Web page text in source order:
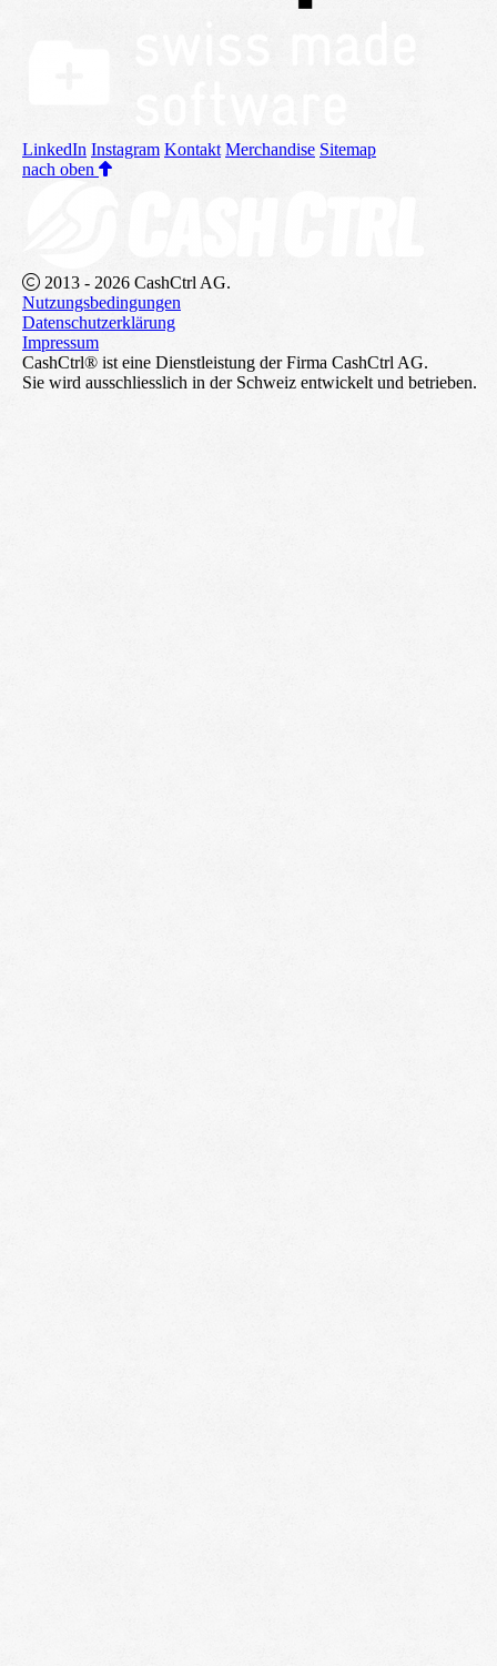
LinkedIn Instagram Kontakt Merchandise Sitemap
nach oben
2013 - 2026 CashCtrl AG.
Nutzungsbedingungen
Datenschutzerklärung
Impressum
CashCtrl® ist eine Dienstleistung der Firma CashCtrl AG.
Sie wird ausschliesslich in der Schweiz entwickelt und betrieben.